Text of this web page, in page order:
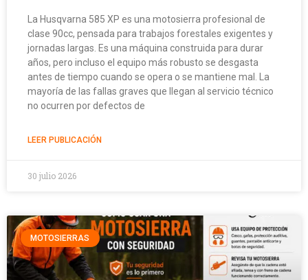
La Husqvarna 585 XP es una motosierra profesional de
clase 90cc, pensada para trabajos forestales exigentes y
jornadas largas. Es una máquina construida para durar
años, pero incluso el equipo más robusto se desgasta
antes de tiempo cuando se opera o se mantiene mal. La
mayoría de las fallas graves que llegan al servicio técnico
no ocurren por defectos de
LEER PUBLICACIÓN
30 julio 2026
MOTOSIERRAS